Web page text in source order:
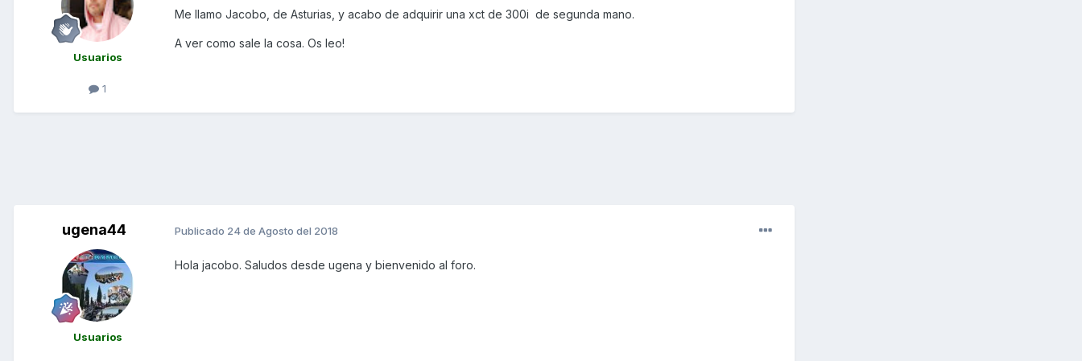
Usuarios
1
Me llamo Jacobo, de Asturias, y acabo de adquirir una xct de 300i de segunda mano.
A ver como sale la cosa. Os leo!
ugena44
Usuarios
Publicado 24 de Agosto del 2018
Hola jacobo. Saludos desde ugena y bienvenido al foro.